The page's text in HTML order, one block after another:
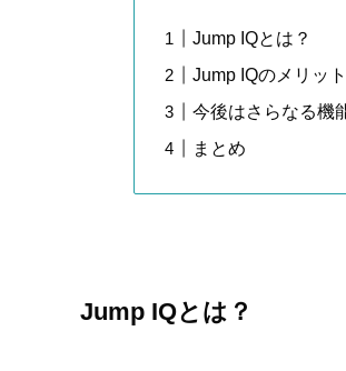
Jump IQとは？
Jump IQのメリット
今後はさらなる機
まとめ
Jump IQとは？